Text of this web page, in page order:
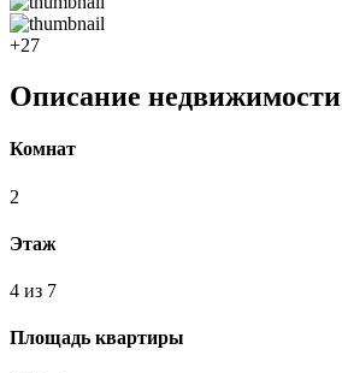
+27
Описание недвижимости
Комнат
2
Этаж
4 из 7
Площадь квартиры